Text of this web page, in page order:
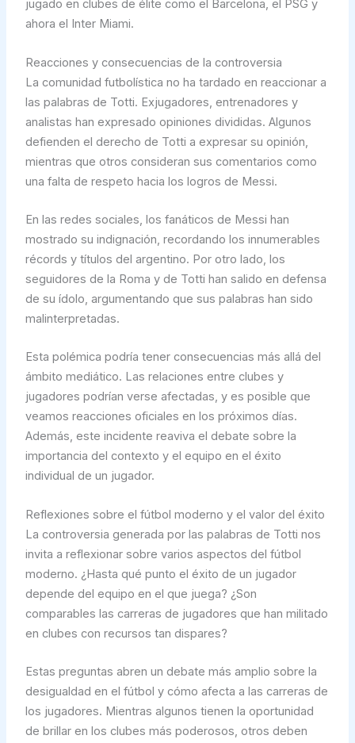
jugado en clubes de élite como el Barcelona, el PSG y
ahora el Inter Miami.
Reacciones y consecuencias de la controversia
La comunidad futbolística no ha tardado en reaccionar a
las palabras de Totti. Exjugadores, entrenadores y
analistas han expresado opiniones divididas. Algunos
defienden el derecho de Totti a expresar su opinión,
mientras que otros consideran sus comentarios como
una falta de respeto hacia los logros de Messi.
En las redes sociales, los fanáticos de Messi han
mostrado su indignación, recordando los innumerables
récords y títulos del argentino. Por otro lado, los
seguidores de la Roma y de Totti han salido en defensa
de su ídolo, argumentando que sus palabras han sido
malinterpretadas.
Esta polémica podría tener consecuencias más allá del
ámbito mediático. Las relaciones entre clubes y
jugadores podrían verse afectadas, y es posible que
veamos reacciones oficiales en los próximos días.
Además, este incidente reaviva el debate sobre la
importancia del contexto y el equipo en el éxito
individual de un jugador.
Reflexiones sobre el fútbol moderno y el valor del éxito
La controversia generada por las palabras de Totti nos
invita a reflexionar sobre varios aspectos del fútbol
moderno. ¿Hasta qué punto el éxito de un jugador
depende del equipo en el que juega? ¿Son
comparables las carreras de jugadores que han militado
en clubes con recursos tan dispares?
Estas preguntas abren un debate más amplio sobre la
desigualdad en el fútbol y cómo afecta a las carreras de
los jugadores. Mientras algunos tienen la oportunidad
de brillar en los clubes más poderosos, otros deben